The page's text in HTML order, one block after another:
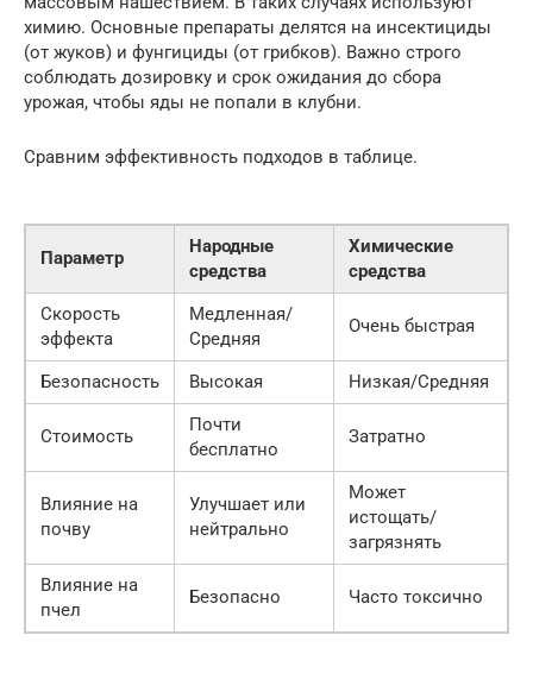
химию. Основные препараты делятся на инсектициды
(от жуков) и фунгициды (от грибков). Важно строго
соблюдать дозировку и срок ожидания до сбора
урожая, чтобы яды не попали в клубни.
Сравним эффективность подходов в таблице.
Параметр
Народные
средства
Химические
средства
Скорость
эффекта
Медленная/
Средняя
Очень быстрая
Безопасность Высокая Низкая/Средняя
Стоимость
Почти
бесплатно
Затратно
Влияние на
почву
Улучшает или
нейтрально
Может
истощать/
загрязнять
Влияние на
пчел
Безопасно Часто токсично